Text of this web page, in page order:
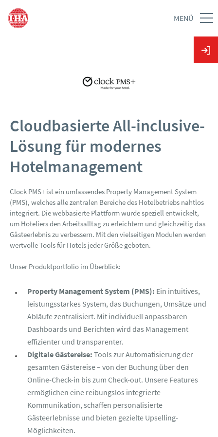
MENÜ
Cloudbasierte All-inclusive-
Lösung für modernes
Hotelmanagement
Clock PMS+ ist ein umfassendes Property Management System
(PMS), welches alle zentralen Bereiche des Hotelbetriebs nahtlos
integriert. Die webbasierte Plattform wurde speziell entwickelt,
um Hoteliers den Arbeitsalltag zu erleichtern und gleichzeitig das
Gästeerlebnis zu verbessern. Mit den vielseitigen Modulen werden
wertvolle Tools für Hotels jeder Größe geboten.
Unser Produktportfolio im Überblick:
Property Management System (PMS): Ein intuitives,
leistungsstarkes System, das Buchungen, Umsätze und
Abläufe zentralisiert. Mit individuell anpassbaren
Dashboards und Berichten wird das Management
effizienter und transparenter.
Digitale Gästereise: Tools zur Automatisierung der
gesamten Gästereise – von der Buchung über den
Online-Check-in bis zum Check-out. Unsere Features
ermöglichen eine reibungslos integrierte
Kommunikation, schaffen personalisierte
Gästeerlebnisse und bieten gezielte Upselling-
Möglichkeiten.